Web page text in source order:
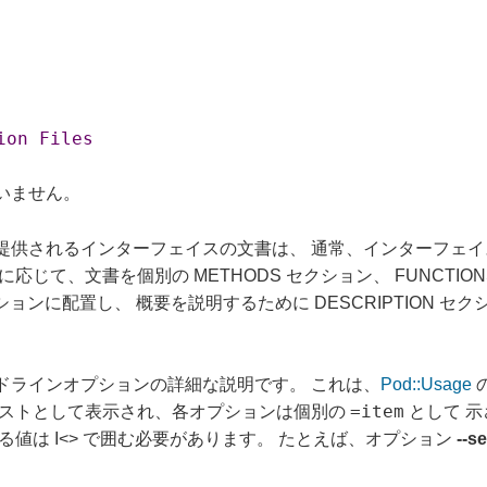
Files
せん。
供されるインターフェイスの文書は、 通常、インターフェ
応じて、文書を個別の METHODS セクション、
ンに配置し、 概要を説明するために DESCRIPTION セク
インオプションの詳細な説明です。 これは、 Pod::Usage
トとして表示され、各オプションは個別の=item として
値は I<> で囲む必要があります。 たとえば、オプション--